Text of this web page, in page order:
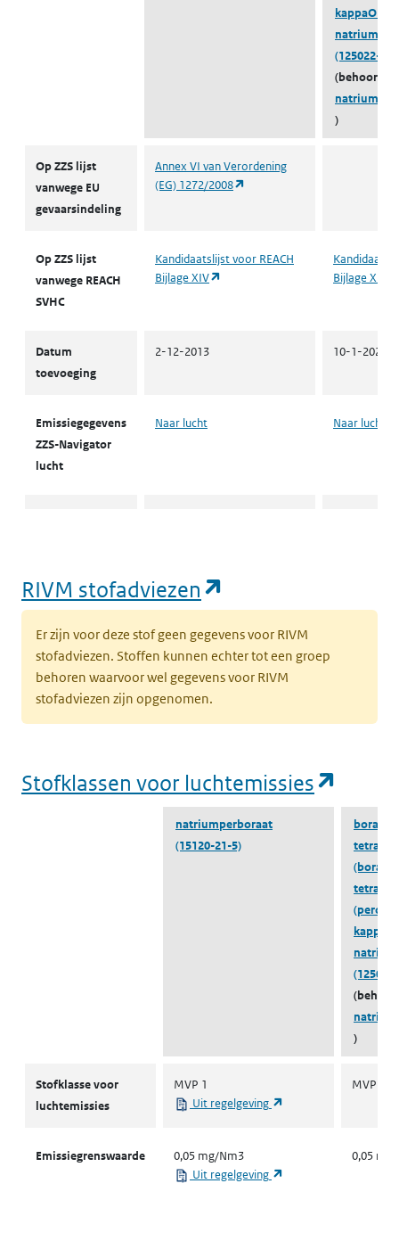
natrium,
(125022-
(behoort
)
Op ZZS lijst
vanwege EU
gevaarsindeling
Annex VI van Verordening
(EG) 1272/2008
Op ZZS lijst
vanwege REACH
SVHC
Kandidaatslijst voor REACH
Bijlage XIV
(opent in een nieuw tabblad)
Bijlage XIV
Datum
toevoeging
2-12-2013 10-1-2022
Emissiegegevens
ZZS-Navigator
lucht
Naar lucht Naar lucht
ZZS in afval
Zoeker
Naar ZZS in afval Zoeker Naar ZZS in
RIVM stofadviezen
Er zijn voor deze stof geen gegevens voor RIVM
stofadviezen. Stoffen kunnen echter tot een groep
behoren waarvoor wel gegevens voor RIVM
stofadviezen zijn opgenomen.
Stofklassen voor luchtemissies
natriumperboraat
(15120-21-5)
(peroxy-
)
Stofklasse voor
luchtemissies
MVP 1
Uit regelgeving
MVP 1
Emissiegrenswaarde
0,05 mg/Nm3
Uit regelgeving
0,05